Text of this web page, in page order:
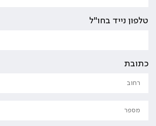
טלפון נייד בחו"ל
כתובת